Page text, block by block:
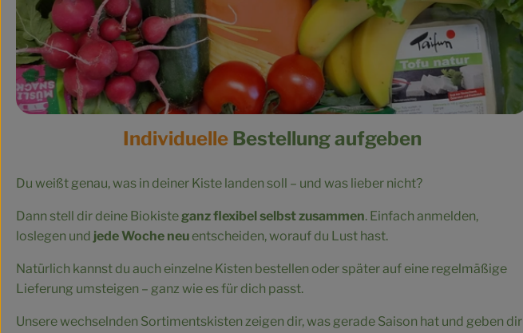
Individuelle Bestellung aufgeben
Du weißt genau, was in deiner Kiste landen soll – und was lieber nicht?
Dann stell dir deine Biokiste ganz flexibel selbst zusammen. Einfach anmelden,
loslegen und jede Woche neu entscheiden, worauf du Lust hast.
Natürlich kannst du auch einzelne Kisten bestellen oder später auf eine regelmäßige
Lieferung umsteigen – ganz wie es für dich passt.
Unsere wechselnden Sortimentskisten zeigen dir, was gerade Saison hat und geben dir